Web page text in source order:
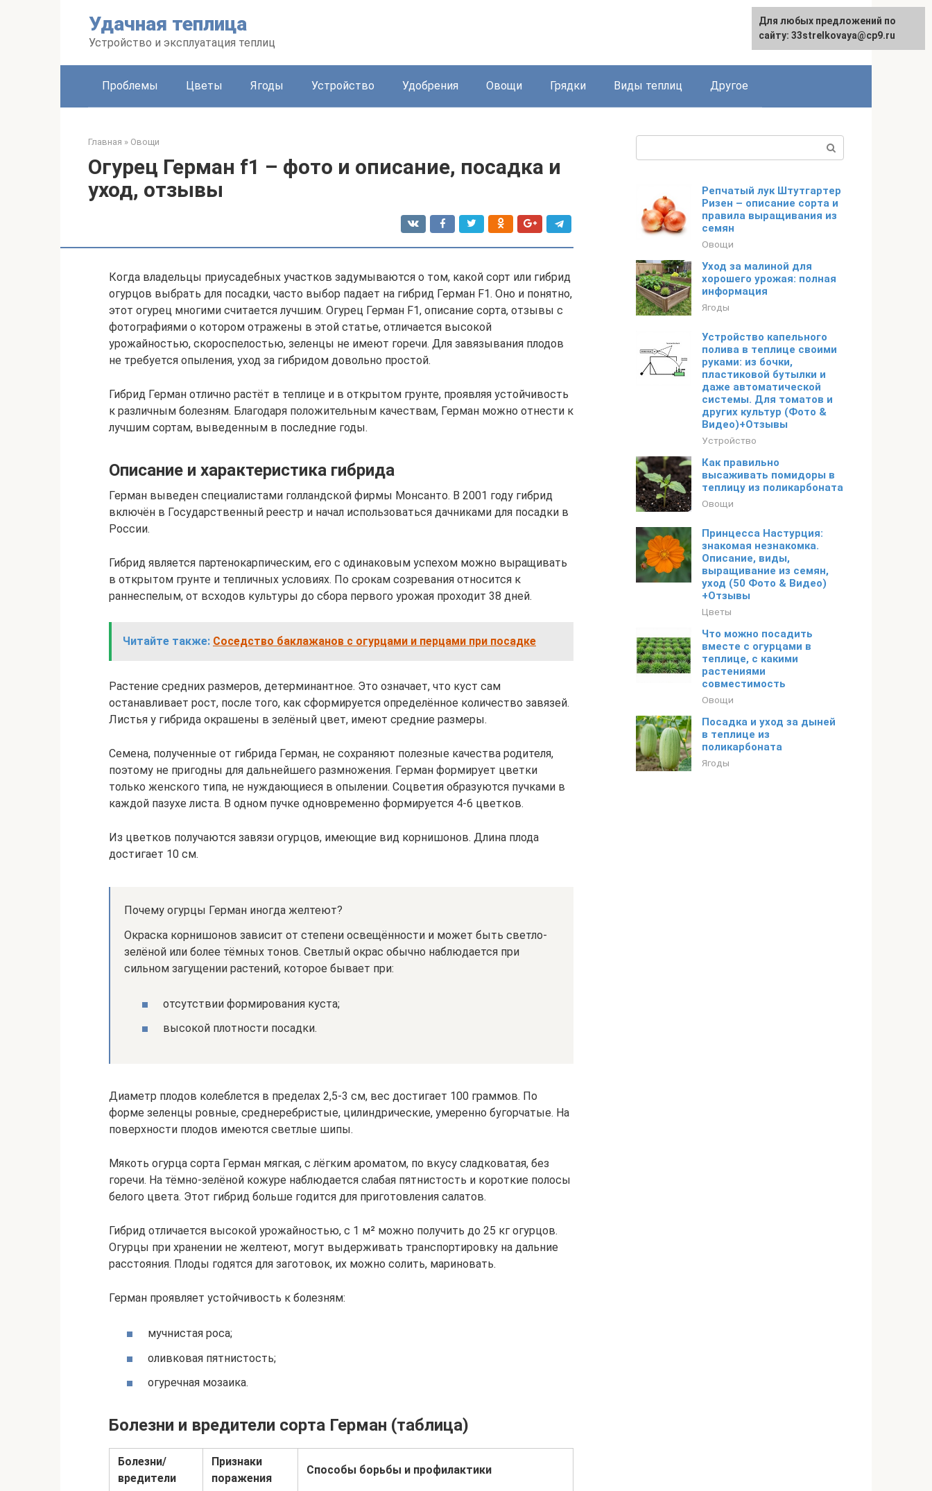
Удачная теплица
Устройство и эксплуатация теплиц
Проблемы Цветы Ягоды Устройство Удобрения Овощи Грядки Виды теплиц Другое
Главная » Овощи
Огурец Герман f1 – фото и описание, посадка и
уход, отзывы
Когда владельцы приусадебных участков задумываются о том, какой сорт или гибрид
огурцов выбрать для посадки, часто выбор падает на гибрид Герман F1. Оно и понятно,
этот огурец многими считается лучшим. Огурец Герман F1, описание сорта, отзывы с
фотографиями о котором отражены в этой статье, отличается высокой
урожайностью, скороспелостью, зеленцы не имеют горечи. Для завязывания плодов
не требуется опыления, уход за гибридом довольно простой.
Гибрид Герман отлично растёт в теплице и в открытом грунте, проявляя устойчивость
к различным болезням. Благодаря положительным качествам, Герман можно отнести к
лучшим сортам, выведенным в последние годы.
Описание и характеристика гибрида
Герман выведен специалистами голландской фирмы Монсанто. В 2001 году гибрид
включён в Государственный реестр и начал использоваться дачниками для посадки в
России.
Гибрид является партенокарпическим, его с одинаковым успехом можно выращивать
в открытом грунте и тепличных условиях. По срокам созревания относится к
раннеспелым, от всходов культуры до сбора первого урожая проходит 38 дней.
Читайте также: Соседство баклажанов с огурцами и перцами при посадке
Растение средних размеров, детерминантное. Это означает, что куст сам
останавливает рост, после того, как сформируется определённое количество завязей.
Листья у гибрида окрашены в зелёный цвет, имеют средние размеры.
Семена, полученные от гибрида Герман, не сохраняют полезные качества родителя,
поэтому не пригодны для дальнейшего размножения. Герман формирует цветки
только женского типа, не нуждающиеся в опылении. Соцветия образуются пучками в
каждой пазухе листа. В одном пучке одновременно формируется 4-6 цветков.
Из цветков получаются завязи огурцов, имеющие вид корнишонов. Длина плода
достигает 10 см.
Почему огурцы Герман иногда желтеют?
Окраска корнишонов зависит от степени освещённости и может быть светло-
зелёной или более тёмных тонов. Светлый окрас обычно наблюдается при
сильном загущении растений, которое бывает при:
отсутствии формирования куста;
высокой плотности посадки.
Диаметр плодов колеблется в пределах 2,5-3 см, вес достигает 100 граммов. По
форме зеленцы ровные, среднеребристые, цилиндрические, умеренно бугорчатые. На
поверхности плодов имеются светлые шипы.
Мякоть огурца сорта Герман мягкая, с лёгким ароматом, по вкусу сладковатая, без
горечи. На тёмно-зелёной кожуре наблюдается слабая пятнистость и короткие полосы
белого цвета. Этот гибрид больше годится для приготовления салатов.
Гибрид отличается высокой урожайностью, с 1 м² можно получить до 25 кг огурцов.
Огурцы при хранении не желтеют, могут выдерживать транспортировку на дальние
расстояния. Плоды годятся для заготовок, их можно солить, мариновать.
Герман проявляет устойчивость к болезням:
мучнистая роса;
оливковая пятнистость;
огуречная мозаика.
Болезни и вредители сорта Герман (таблица)
Болезни/
вредители
Признаки
поражения
Способы борьбы и профилактики
Репчатый лук Штутгартер
Ризен – описание сорта и
правила выращивания из
семян
Овощи
Уход за малиной для
хорошего урожая: полная
информация
Ягоды
Устройство капельного
полива в теплице своими
руками: из бочки,
пластиковой бутылки и
даже автоматической
системы. Для томатов и
других культур (Фото &
Видео)+Отзывы
Устройство
Как правильно
высаживать помидоры в
теплицу из поликарбоната
Овощи
Принцесса Настурция:
знакомая незнакомка.
Описание, виды,
выращивание из семян,
уход (50 Фото & Видео)
+Отзывы
Цветы
Что можно посадить
вместе с огурцами в
теплице, с какими
растениями
совместимость
Овощи
Посадка и уход за дыней
в теплице из
поликарбоната
Ягоды
Для любых предложений по
сайту: 33strelkovaya@cp9.ru